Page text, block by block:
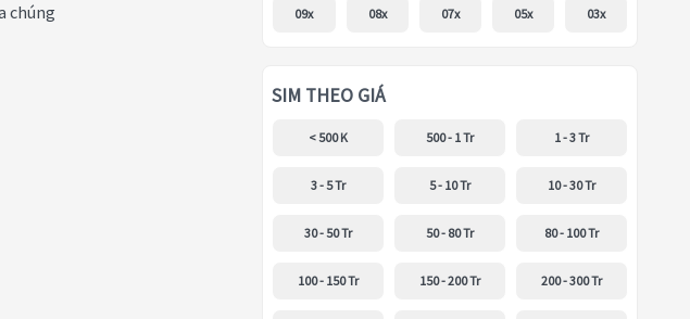
chúng
09x 08x 07x 05x 03x
SIM THEO GIÁ
< 500 K 500 - 1 Tr 1 - 3 Tr
3 - 5 Tr 5 - 10 Tr 10 - 30 Tr
30 - 50 Tr 50 - 80 Tr 80 - 100 Tr
100 - 150 Tr 150 - 200 Tr 200 - 300 Tr